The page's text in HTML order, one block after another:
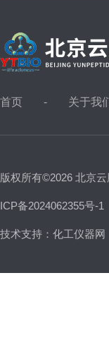
首页 关于我
版权所有©2026 北京
ICP备2024062355号-1
技术支持： 化工仪器网